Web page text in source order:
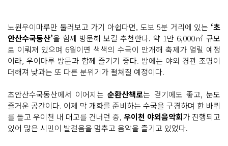
노원우이마루만 둘러보고 가기 아쉽다면, 도보 5분 거리에 있는 ‘초
안산수국동산’을 함께 방문해 보길 추천한다. 약 1만 6,000㎡ 규모
로 이뤄져 있으며 6월이면 색색의 수국이 만개해 축제가 열릴 예정
이라, 우이마루 방문과 함께 즐기기 좋다. 밤에는 야외 경관 조명이
더해져 낮과는 또 다른 분위기가 펼쳐질 예정이다.
초안산수국동산에서 이어지는순환산책로는 걷기에도 좋고, 눈도
즐거운 공간이다. 이제 막 개화를 준비하는 수국을 구경하며 한 바퀴
를 돌고 우이천 내 대교를 건너던 중, 우이천 야외음악회가 진행되고
있어 많은 시민이 발걸음을 멈추고 음악을 즐기고 있었다.